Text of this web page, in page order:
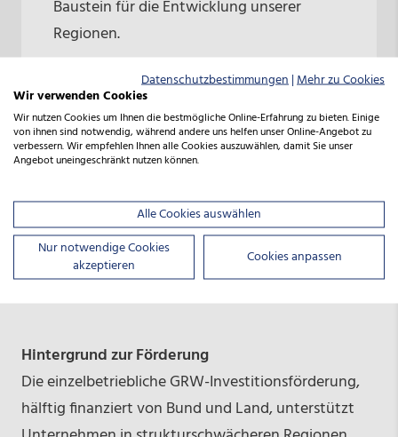
Baustein für die Entwicklung unserer
Regionen.
Grant Hendrik Tonne
Niedersächsischer Minister für Wirtschaft,
Verkehr und Bauen
Hintergrund zur Förderung
Die einzelbetriebliche GRW-Investitionsförderung,
hälftig finanziert von Bund und Land, unterstützt
Datenschutzbestimmungen|Mehr zu Cookies
Wir verwenden Cookies
Wir nutzen Cookies um Ihnen die bestmögliche Online-Erfahrung zu bieten. Einige
von ihnen sind notwendig, während andere uns helfen unser Online-Angebot zu
verbessern. Wir empfehlen Ihnen alle Cookies auszuwählen, damit Sie unser
Angebot uneingeschränkt nutzen können.
Alle Cookies auswählen
Nur notwendige Cookies
akzeptieren
Cookies anpassen